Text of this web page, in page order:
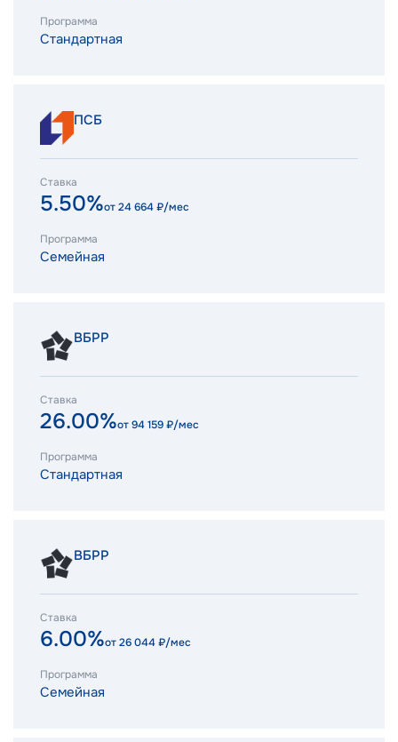
Программа
Стандартная
ПСБ
Ставка
5.50%от24 664₽/мес
Программа
Семейная
ВБРР
Ставка
26.00%от94 159₽/мес
Программа
Стандартная
ВБРР
Ставка
6.00%от26 044₽/мес
Программа
Семейная